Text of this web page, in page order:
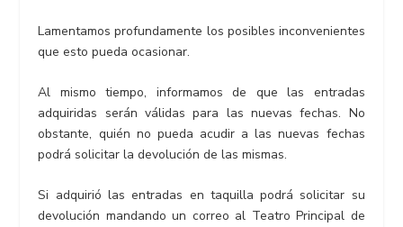
Lamentamos profundamente los posibles inconvenientes
que esto pueda ocasionar.
Al mismo tiempo, informamos de que las entradas
adquiridas serán válidas para las nuevas fechas. No
obstante, quién no pueda acudir a las nuevas fechas
podrá solicitar la devolución de las mismas.
Si adquirió las entradas en taquilla podrá solicitar su
devolución mandando un correo al Teatro Principal de